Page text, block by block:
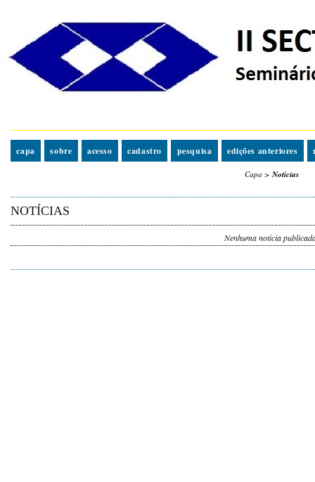
capa sobre acesso cadastro pesquisa edições anteriores
Capa >Notícias
NOTÍCIAS
Nenhuma notícia